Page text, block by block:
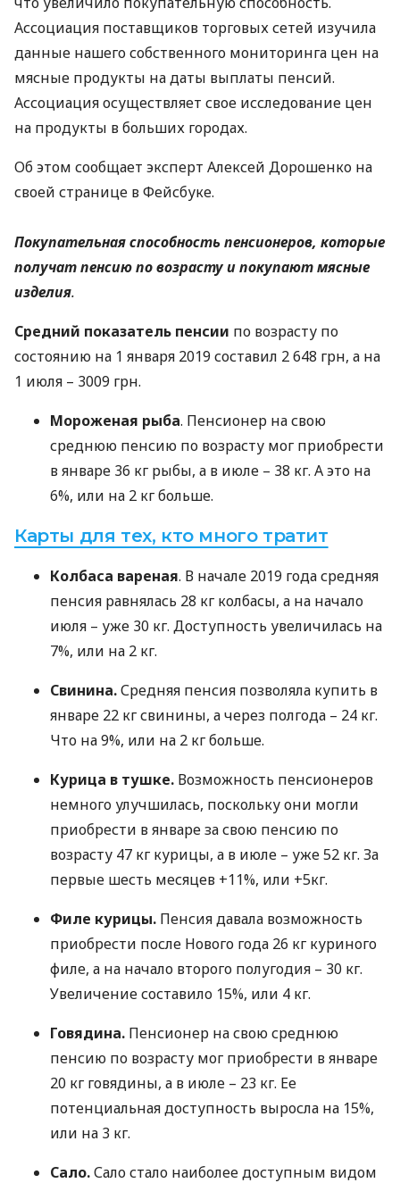
Ассоциация поставщиков торговых сетей изучила
данные нашего собственного мониторинга цен на
мясные продукты на даты выплаты пенсий.
Ассоциация осуществляет свое исследование цен
на продукты в больших городах.
Об этом сообщает эксперт Алексей Дорошенко на
своей странице в Фейсбуке.
Покупательная способность пенсионеров, которые
получат пенсию по возрасту и покупают мясные
изделия.
Средний показатель пенсии по возрасту по
состоянию на 1 января 2019 составил 2 648 грн, а на
1 июля – 3009 грн.
Мороженая рыба. Пенсионер на свою
среднюю пенсию по возрасту мог приобрести
в январе 36 кг рыбы, а в июле – 38 кг. А это на
6%, или на 2 кг больше.
Карты для тех, кто много тратит
Колбаса вареная. В начале 2019 года средняя
пенсия равнялась 28 кг колбасы, а на начало
июля – уже 30 кг. Доступность увеличилась на
7%, или на 2 кг.
Свинина.Средняя пенсия позволяла купить в
январе 22 кг свинины, а через полгода – 24 кг.
Что на 9%, или на 2 кг больше.
Курица в тушке. Возможность пенсионеров
немного улучшилась, поскольку они могли
приобрести в январе за свою пенсию по
возрасту 47 кг курицы, а в июле – уже 52 кг. За
первые шесть месяцев +11%, или +5кг.
Филе курицы. Пенсия давала возможность
приобрести после Нового года 26 кг куриного
филе, а на начало второго полугодия – 30 кг.
Увеличение составило 15%, или 4 кг.
Говядина. Пенсионер на свою среднюю
пенсию по возрасту мог приобрести в январе
20 кг говядины, а в июле – 23 кг. Ее
потенциальная доступность выросла на 15%,
или на 3 кг.
Сало.Сало стало наиболее доступным видом